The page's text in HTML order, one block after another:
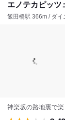
エノテカピッツ
飯田橋駅 366m / ダ
神楽坂の路地裏で